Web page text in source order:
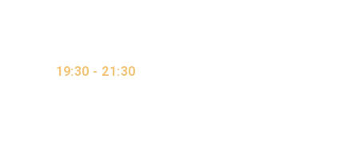
19:30 - 21:30